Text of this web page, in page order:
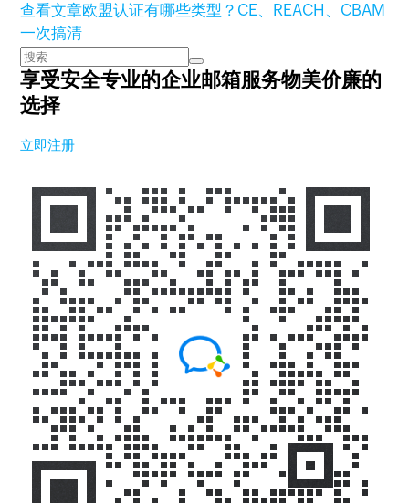
查看文章欧盟认证有哪些类型？CE、REACH、CBAM
一次搞清
享受安全专业的企业邮箱服务物美价廉的
选择
立即注册